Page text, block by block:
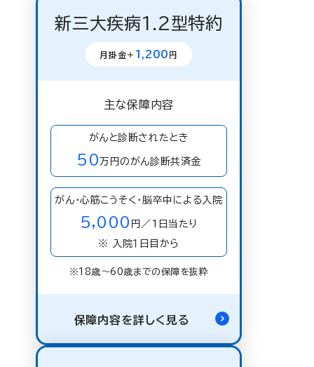
新三大疾病1.2型特約
月掛金＋ 1,200 円
主な保障内容
がんと診断されたとき
50万円のがん診断共済金
がん・心筋こうそく・脳卒中による入院
5,000 円／1日当たり
※ 入院１日目から
※18歳〜60歳までの保障を抜粋
保障内容を詳しく見る